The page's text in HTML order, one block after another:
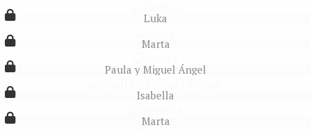
Luka
Marta
Paula y Miguel Ángel
Isabella
Marta